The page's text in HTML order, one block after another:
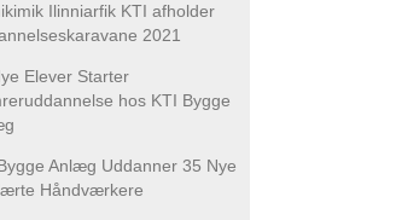
Ilinniarfik KTI afholder
2021
Elever Starter
hos KTI Bygge
Anlæg Uddanner 35 Nye
Håndværkere